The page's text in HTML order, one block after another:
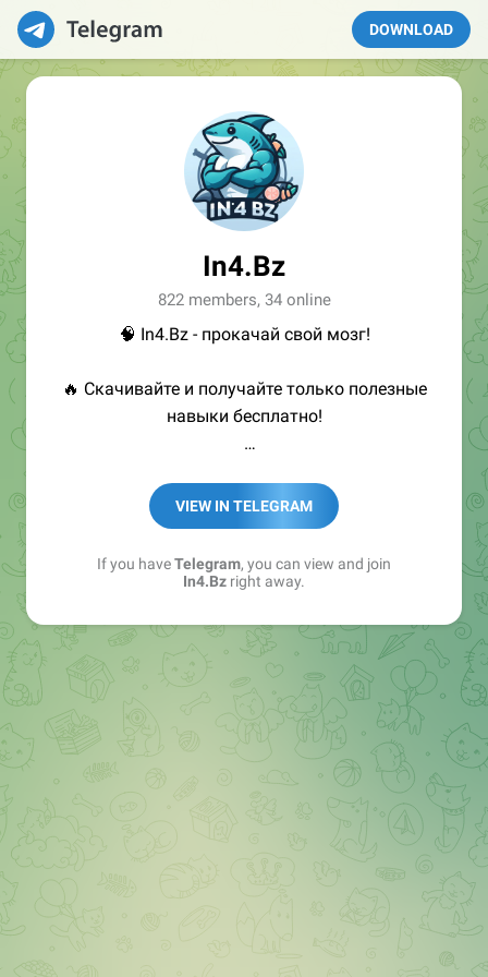
DOWNLOAD
In4.Bz
822 members, 34 online
🧠 In4.Bz - прокачай свой мозг!
🔥 Скачивайте и получайте только полезные
навыки бесплатно!
➖ in4.bz/
➖ https://t.me/in4bz
➖ twitter.com/bz_in4
➖ https://t.me/in4news
VIEW IN TELEGRAM
If you haveTelegram, you can view and join
In4.Bz right away.